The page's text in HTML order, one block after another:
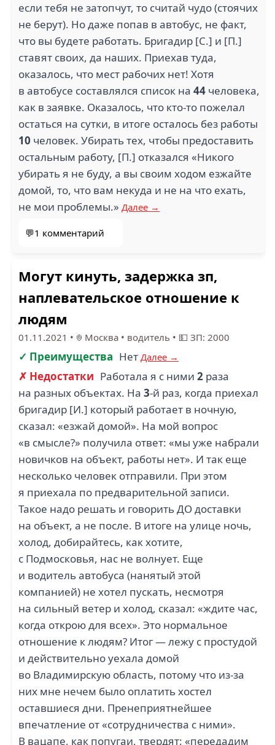
если тебя не затопчут, то считай чудо (стоячих
не берут). Но даже попав в автобус, не факт,
что вы будете работать. Бригадир [С.] и [П.]
ставят своих, да наших. Приехав туда,
оказалось, что мест рабочих нет! Хотя
в автобусе составлялся список на 44 человека,
как в заявке. Оказалось, что кто-то пожелал
остаться на сутки, в итоге осталось без работы
10 человек. Убирать тех, чтобы предоставить
остальным работу, [П.] отказался «Никого
убирать я не буду, а вы своим ходом езжайте
домой, то, что вам некуда и не на что ехать,
не мои проблемы.» Далее →
💬1 комментарий
Могут кинуть, задержка зп,
наплевательское отношение к
людям
01.11.2021 • Москва • водитель • 💵 ЗП: 2000
✓ Преимущества Нет Далее →
✗ Недостатки Работала я с ними 2 раза
на разных объектах. На 3-й раз, когда приехал
бригадир [И.] который работает в ночную,
сказал: «езжай домой». На мой вопрос
«в смысле?» получила ответ: «мы уже набрали
новичков на объект, работы нет». И так еще
несколько человек отправили. При этом
я приехала по предварительной записи.
Такое надо решать и говорить ДО доставки
на объект, а не после. В итоге на улице ночь,
холод, добирайтесь, как хотите,
с Подмосковья, нас не волнует. Еще
и водитель автобуса (нанятый этой
компанией) не хотел пускать, несмотря
на сильный ветер и холод, сказал: «ждите час,
когда открою для всех». Это нормальное
отношение к людям? Итог — лежу с простудой
и действительно уехала домой
во Владимирскую область, потому что из-за
них мне нечем было оплатить хостел
оставшиеся дни. Пренеприятнейшее
впечатление от «сотрудничества с ними».
В вацапе, как попугаи, твердят: «передадим